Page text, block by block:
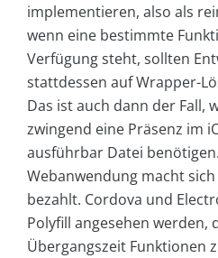
implementieren, also als
wenn eine bestimmte
Verfügung steht, sollten
stattdessen auf Wrapper-
Das ist auch dann der Fall,
zwingend eine Präsenz im
ausführbar Datei
Webanwendung macht
bezahlt. Cordova und
Polyfill angesehen werden,
Übergangszeit Funktionen